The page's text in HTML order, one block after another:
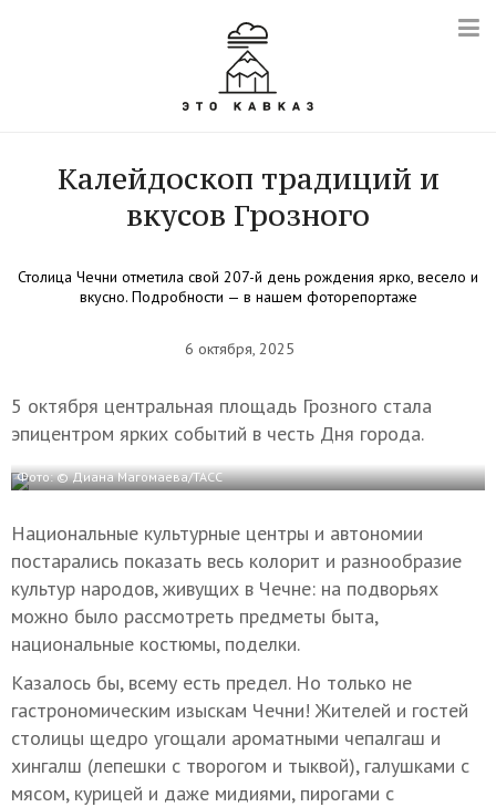
Калейдоскоп традиций и
вкусов Грозного
Столица Чечни отметила свой 207-й день рождения ярко, весело и
вкусно. Подробности — в нашем фоторепортаже
6 октября, 2025
5 октября центральная площадь Грозного стала
эпицентром ярких событий в честь Дня города.
Фото: © Диана Магомаева/ТАСС
Национальные культурные центры и автономии
постарались показать весь колорит и разнообразие
культур народов, живущих в Чечне: на подворьях
можно было рассмотреть предметы быта,
национальные костюмы, поделки.
Казалось бы, всему есть предел. Но только не
гастрономическим изыскам Чечни! Жителей и гостей
столицы щедро угощали ароматными чепалгаш и
хингалш (лепешки с творогом и тыквой), галушками с
мясом, курицей и даже мидиями, пирогами с